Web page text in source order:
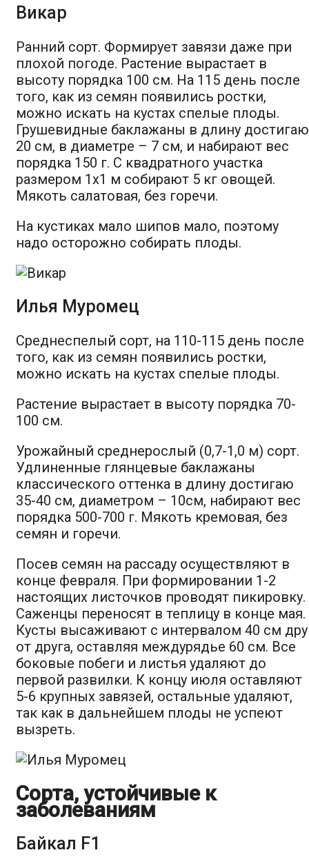
Викар
Ранний сорт. Формирует завязи даже при
плохой погоде. Растение вырастает в
высоту порядка 100 см. На 115 день после
того, как из семян появились ростки,
можно искать на кустах спелые плоды.
Грушевидные баклажаны в длину достигаю
20 см, в диаметре – 7 см, и набирают вес
порядка 150 г. С квадратного участка
размером 1х1 м собирают 5 кг овощей.
Мякоть салатовая, без горечи.
На кустиках мало шипов мало, поэтому
надо осторожно собирать плоды.
Илья Муромец
Среднеспелый сорт, на 110-115 день после
того, как из семян появились ростки,
можно искать на кустах спелые плоды.
Растение вырастает в высоту порядка 70-
100 см.
Урожайный среднерослый (0,7-1,0 м) сорт.
Удлиненные глянцевые баклажаны
классического оттенка в длину достигаю
35-40 см, диаметром – 10см, набирают вес
порядка 500-700 г. Мякоть кремовая, без
семян и горечи.
Посев семян на рассаду осуществляют в
конце февраля. При формировании 1-2
настоящих листочков проводят пикировку.
Саженцы переносят в теплицу в конце мая.
Кусты высаживают с интервалом 40 см
от друга, оставляя междурядье 60 см. Все
боковые побеги и листья удаляют до
первой развилки. К концу июля оставляют
5-6 крупных завязей, остальные удаляют,
так как в дальнейшем плоды не успеют
вызреть.
Сорта, устойчивые к
заболеваниям
Байкал F1